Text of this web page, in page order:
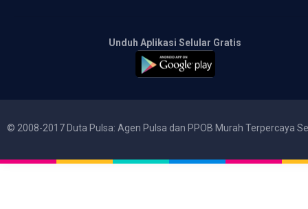
Unduh Aplikasi Selular Gratis
© 2008-2017 Duta Pulsa: Agen Pulsa dan PPOB Murah Terpercaya